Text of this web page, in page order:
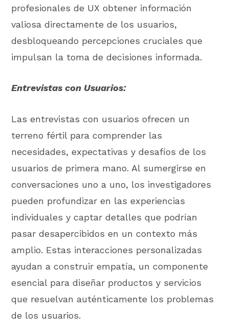
profesionales de UX obtener información
valiosa directamente de los usuarios,
desbloqueando percepciones cruciales que
impulsan la toma de decisiones informada.
Entrevistas con Usuarios:
Las entrevistas con usuarios ofrecen un
terreno fértil para comprender las
necesidades, expectativas y desafíos de los
usuarios de primera mano. Al sumergirse en
conversaciones uno a uno, los investigadores
pueden profundizar en las experiencias
individuales y captar detalles que podrían
pasar desapercibidos en un contexto más
amplio. Estas interacciones personalizadas
ayudan a construir empatía, un componente
esencial para diseñar productos y servicios
que resuelvan auténticamente los problemas
de los usuarios.